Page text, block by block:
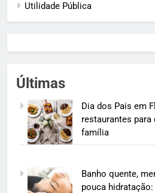
Utilidade Pública
Últimas
Dia dos Pais em
restaurantes para
família
Banho quente,
pouca